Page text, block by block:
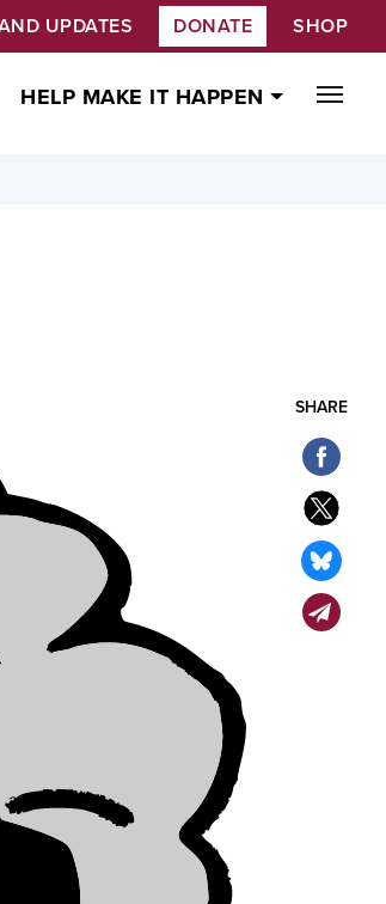
UPDATES DONATE SHOP
HELP MAKE IT HAPPEN
SHARE